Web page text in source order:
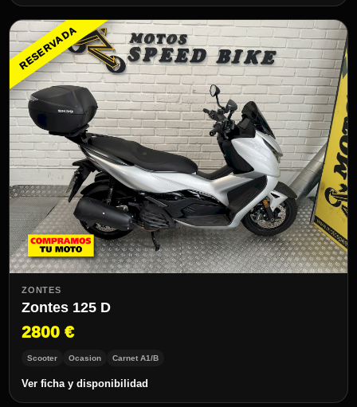
RESERVADA
ZONTES
Zontes 125 D
2800 €
Scooter Ocasion Carnet A1/B
Ver ficha y disponibilidad